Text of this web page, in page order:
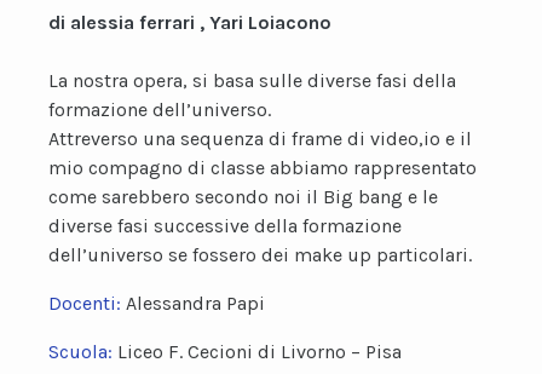
di alessia ferrari , Yari Loiacono
La nostra opera, si basa sulle diverse fasi della
formazione dell’universo.
Attreverso una sequenza di frame di video,io e il
mio compagno di classe abbiamo rappresentato
come sarebbero secondo noi il Big bang e le
diverse fasi successive della formazione
dell’universo se fossero dei make up particolari.
Docenti: Alessandra Papi
Scuola: Liceo F. Cecioni di Livorno – Pisa